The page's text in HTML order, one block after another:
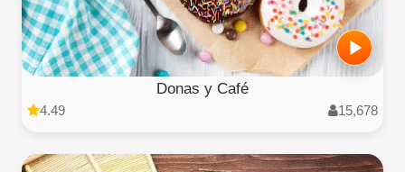
Donas y Café
4.49 15,678